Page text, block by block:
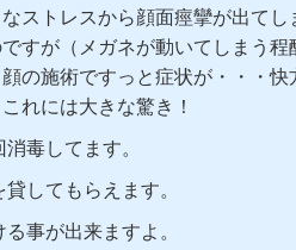
ストレスから顔面痙攣が出てし
すが（メガネが動いてしまう程
顔の施術ですっと症状が・・・快
れには大きな驚き！
毒してます。
してもらえます。
事が出来ますよ。